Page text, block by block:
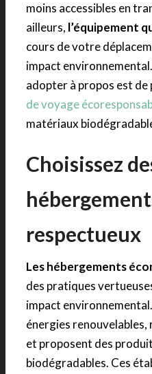
moins accessibles en
ailleurs, l’équipement
cours de votre
impact
adopter à propos est de
de voyage
matériaux
Choisissez
respectueux
Les hébergements
des pratiques
impact
énergies renouvelables,
et proposent des
biodégradables. Ces